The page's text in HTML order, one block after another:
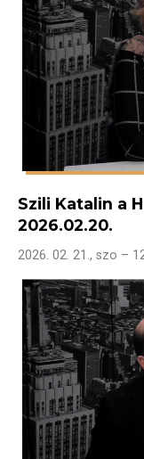
Szili Katalin a
2026.02.20.
2026. 02. 21., szo –